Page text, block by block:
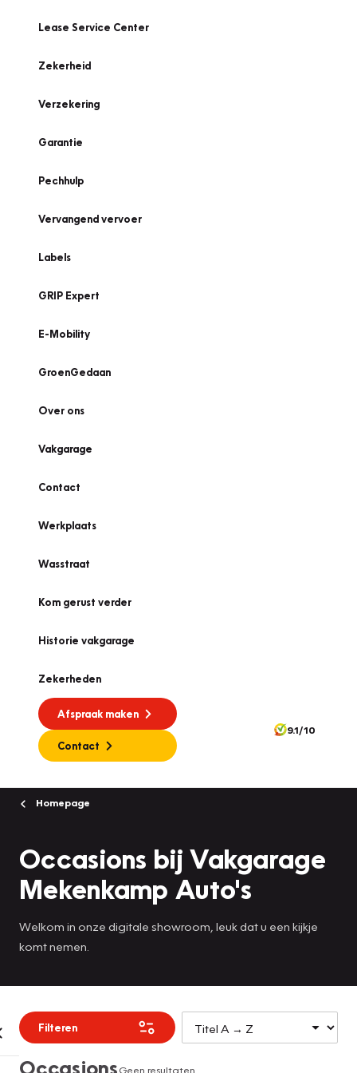
Lease Service Center
Zekerheid
Verzekering
Garantie
Pechhulp
Vervangend vervoer
Labels
GRIP Expert
E-Mobility
GroenGedaan
Over ons
Vakgarage
Contact
Werkplaats
Wasstraat
Kom gerust verder
Historie vakgarage
Zekerheden
Afspraak maken
Contact
9.1/10
Homepage
Occasions bij Vakgarage
Mekenkamp Auto's
Welkom in onze digitale showroom, leuk dat u een kijkje
komt nemen.
Filteren
OccasionsGeen resultaten